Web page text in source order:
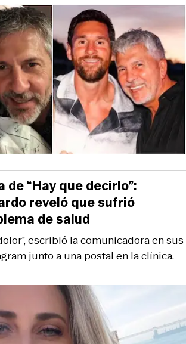
escribió la comunicadora en sus
junto a una postal en la clínica.
de “Hay que decirlo”:
reveló que sufrió
de salud